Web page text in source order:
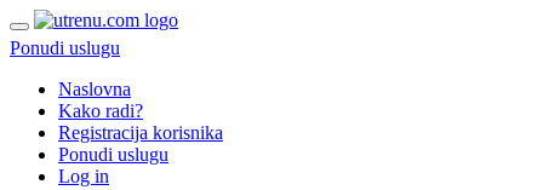
Ponudi uslugu
Naslovna
Kako radi?
Registracija korisnika
Ponudi uslugu
Log in